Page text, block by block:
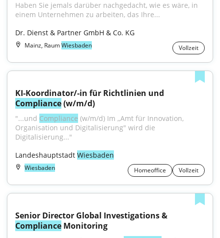
Haben Sie jemals darüber nachgedacht, wie es wäre, in
einem Unternehmen zu arbeiten, das Ihre...
Dr. Dienst & Partner GmbH & Co. KG
Mainz, RaumWiesbaden Vollzeit
Compliance (w/m/d)
"...und Compliance (w/m/d) Im ,,Amt für Innovation,
Organisation und Digitalisierung" wird die
Digitalisierung..."
Landeshauptstadt Wiesbaden
Wiesbaden Homeoffice Vollzeit
Compliance Monitoring